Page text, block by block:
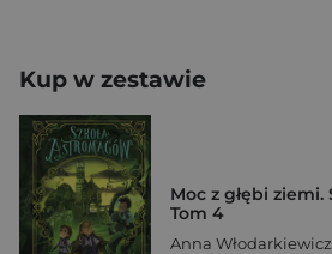
Kup w zestawie
Moc z głębi
Tom 4
Anna Włodarkiewicz